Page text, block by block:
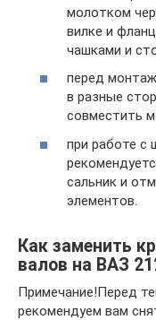
молотком
вилке и
чашками и
перед
в разные
совместить
при работе с
сальник и
элементов.
Как заменить
валов на ВАЗ
Примечание!Перед
рекомендуем вам